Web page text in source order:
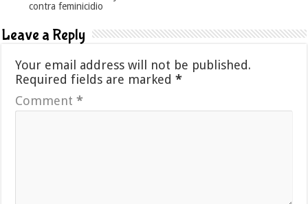
contra feminicidio
Leave a Reply
Your email address will not be published.
Required fields are marked*
Comment*